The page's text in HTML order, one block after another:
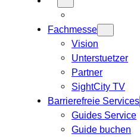
Fachmesse
Vision
Unterstuetzer
Partner
SightCity TV
Barrierefreie Services
Guides Service
Guide buchen